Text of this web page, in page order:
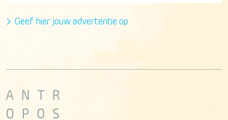
Geef hier jouw advertentie op